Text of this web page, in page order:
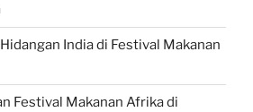
India di Festival Makanan
Festival Makanan Afrika di